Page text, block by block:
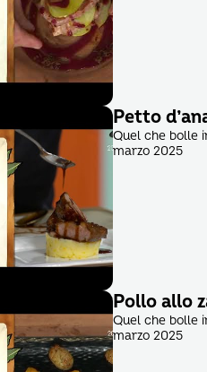
Petto
Quel che bolle
marzo 2025
Pollo allo
Quel che bolle
marzo 2025